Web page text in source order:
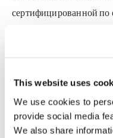
This website uses
We use cookies to
provide social media
We also share
сертифицированной по
Vitas имеет
летним опытом,
хроматографический
и технологий. К